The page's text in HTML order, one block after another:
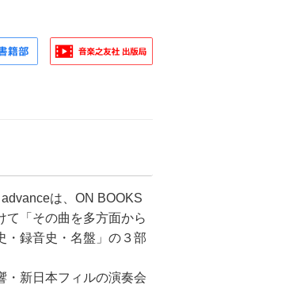
は、ON BOOKS
て「その曲を多方面から
・録音史・名盤」の３部
・新日本フィルの演奏会